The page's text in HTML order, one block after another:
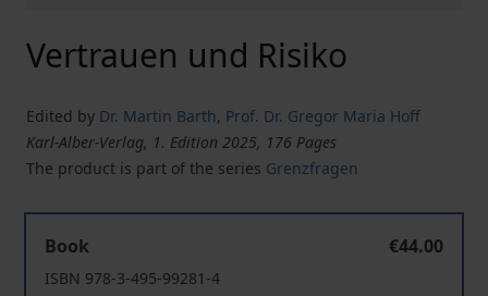
Vertrauen und Risiko
Edited by Dr. Martin Barth, Prof. Dr. Gregor Maria Hoff
Karl-Alber-Verlag, 1. Edition 2025, 176 Pages
The product is part of the series Grenzfragen
Book
€44.00
ISBN 978-3-495-99281-4